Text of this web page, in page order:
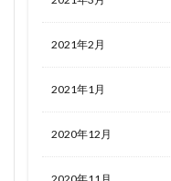
2021年2月
2021年1月
2020年12月